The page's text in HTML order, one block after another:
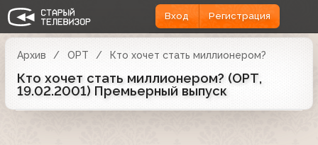
Вход Регистрация
Архив ОРТ Кто хочет стать миллионером?
Кто хочет стать миллионером? (ОРТ,
19.02.2001) Премьерный выпуск